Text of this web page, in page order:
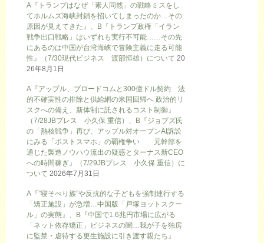
A『トランプはなぜ「素人同然」の戦略ミスをし
てホルムズ海峡封鎖を招いてしまったのか…その
原因が見えてきた』、B『トランプ政権「イラン
戦争出口戦略」はいずれも実行不可能……その先
にあるのは中国が台湾海峡で冒険主義に走る可能
性』（7/30現代ビジネス 渡部恒雄）について 20
26年8月1日
A『アップル、ブロードコムと300億ドル契約 法
的不確実性の排除と供給網の米国回帰へ 政治的リ
スクへの備え、新体制に託されるコスト制御』
（7/28JBプレス 小久保 重信）、B『ジョブズ氏
の「熱核戦争」再び、アップル対オープンAI訴訟
にみる「ポストスマホ」の覇権争い 元幹部を
通じた製造ノウハウ流出の疑惑とターナス新CEO
への時間稼ぎ』（7/29JBプレス 小久保 重信）に
ついて 2026年7月31日
A『”寝そべり族”や反抗的な子どもを強制連行する
「矯正施設」が急増…中国版「戸塚ヨットスクー
ル」の実態』、B『中国で1.6兆円市場に広がる
「ネット依存矯正」ビジネスの闇…我が子を独房
に監禁・虐待する更生施設に引き渡す親たち』